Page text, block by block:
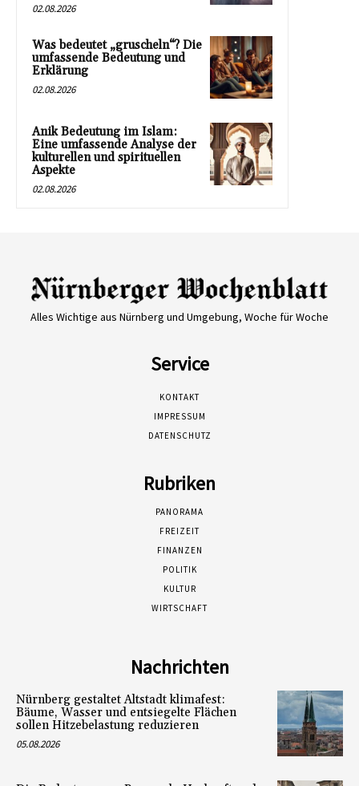
02.08.2026
Was bedeutet „gruscheln“? Die
umfassende Bedeutung und
Erklärung
02.08.2026
Anik Bedeutung im Islam:
Eine umfassende Analyse der
kulturellen und spirituellen
Aspekte
02.08.2026
Alles Wichtige aus Nürnberg und Umgebung, Woche für Woche
Service
KONTAKT
IMPRESSUM
DATENSCHUTZ
Rubriken
PANORAMA
FREIZEIT
FINANZEN
POLITIK
KULTUR
WIRTSCHAFT
Nachrichten
Nürnberg gestaltet Altstadt klimafest:
Bäume, Wasser und entsiegelte Flächen
sollen Hitzebelastung reduzieren
05.08.2026